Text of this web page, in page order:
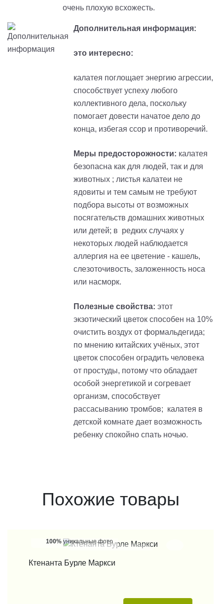
очень плохую всхожесть.
Дополнительная информация:
это интересно:
калатея поглощает энергию агрессии,
способствует успеху любого
коллективного дела, поскольку
помогает довести начатое дело до
конца, избегая ссор и противоречий.
Меры предосторожности: калатея
безопасна как для людей, так и для
животных ; листья калатеи не
ядовиты и тем самым не требуют
подбора высоты от возможных
посягательств домашних животных
или детей; в редких случаях у
некоторых людей наблюдается
аллергия на ее цветение - кашель,
слезоточивость, заложенность носа
или насморк.
Полезные свойства: этот
экзотический цветок способен на 10%
очистить воздух от формальдегида;
по мнению китайских учёных, этот
цветок способен оградить человека
от простуды, потому что обладает
особой энергетикой и согревает
организм, способствует
рассасыванию тромбов; калатея в
детской комнате дает возможность
ребенку спокойно спать ночью.
Похожие товары
100% уникальные фото
Ктенанта Бурле Маркси